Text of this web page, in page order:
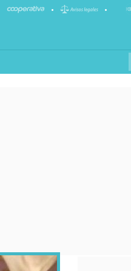
• •